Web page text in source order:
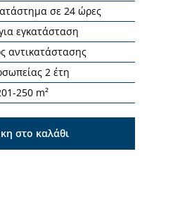
σε 24 ώρες
εγκατάσταση
αντικατάστασης
2 έτη
250 m²
στο καλάθι